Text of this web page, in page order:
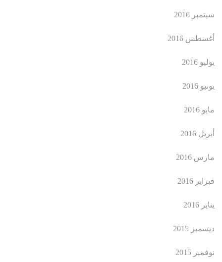
سبتمبر 2016
أغسطس 2016
يوليو 2016
يونيو 2016
مايو 2016
أبريل 2016
مارس 2016
فبراير 2016
يناير 2016
ديسمبر 2015
نوفمبر 2015